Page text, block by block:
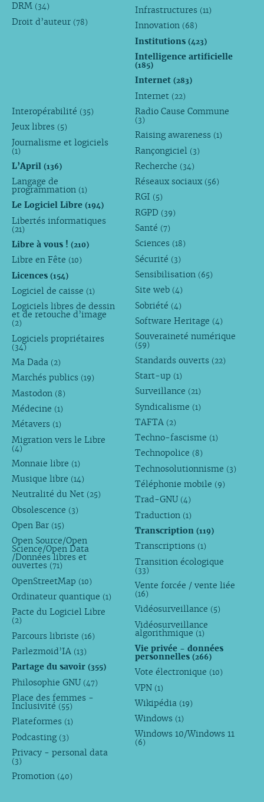
DRM (34)
Droit d’auteur (78)
Infrastructures (11)
Innovation (68)
Institutions(423)
Intelligence artificielle
(185)
Internet(283)
Internet (22)
Interopérabilité (35)
Jeux libres (5)
Journalisme et logiciels
(1)
L’April (136)
Langage de
programmation (1)
Le Logiciel Libre (194)
Libertés informatiques
(21)
Libre à vous ! (210)
Libre en Fête (10)
Licences (154)
Logiciel de caisse (1)
Logiciels libres de dessin
et de retouche d’image
(2)
Logiciels propriétaires
(34)
Ma Dada (2)
Marchés publics (19)
Mastodon (8)
Médecine (1)
Métavers (1)
Migration vers le Libre
(4)
Monnaie libre (1)
Musique libre (14)
Neutralité du Net (25)
Obsolescence (3)
Open Bar (15)
Open Source/Open
Science/Open Data
/Données libres et
ouvertes (71)
OpenStreetMap (10)
Ordinateur quantique (1)
Pacte du Logiciel Libre
(2)
Parcours libriste (16)
Parlezmoid’IA (13)
Partage du savoir (355)
Philosophie GNU (47)
Place des femmes -
Inclusivité (55)
Plateformes (1)
Podcasting (3)
Privacy - personal data
(3)
Promotion (40)
Radio Cause Commune
(3)
Raising awareness (1)
Rançongiciel (3)
Recherche (34)
Réseaux sociaux (56)
RGI (5)
RGPD (39)
Santé (7)
Sciences (18)
Sécurité (3)
Sensibilisation (65)
Site web (4)
Sobriété (4)
Software Heritage (4)
Souveraineté numérique
(59)
Standards ouverts (22)
Start-up (1)
Surveillance (21)
Syndicalisme (1)
TAFTA (2)
Techno-fascisme (1)
Technopolice (8)
Technosolutionnisme (3)
Téléphonie mobile (9)
Trad-GNU (4)
Traduction (1)
Transcription(119)
Transcriptions (1)
Transition écologique
(33)
Vente forcée / vente liée
(16)
Vidéosurveillance (5)
Vidéosurveillance
algorithmique (1)
Vie privée - données
personnelles(266)
Vote électronique (10)
VPN (1)
Wikipédia (19)
Windows (1)
Windows 10/Windows 11
(6)